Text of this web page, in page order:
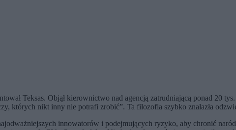
Teksas. Objął kierownictwo nad agencją zatrudniającą ponad 20
których nikt inny nie potrafi zrobić”. Ta filozofia szybko znalazła
innowatorów i podejmujących ryzyko, aby chronić